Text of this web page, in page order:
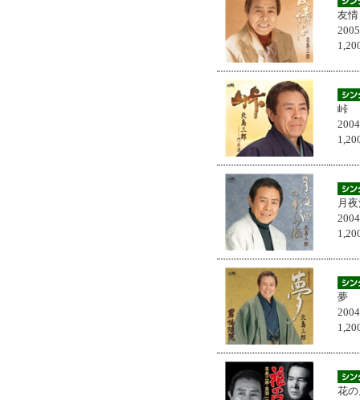
友
峠
月
夢
花